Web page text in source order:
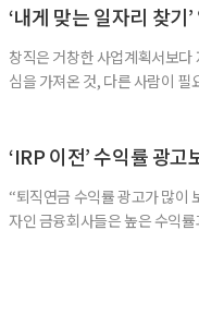
고령층은 825명(33.8%), 80세
‘내게 맞는 일자리 찾기
창직은 거창한 사업계획서보다
심을 가져온 것, 다른 사람이
2._______________
‘IRP 이전’ 수익률 광고
“퇴직연금 수익률 광고가 많이
자인 금융회사들은 높은 수익